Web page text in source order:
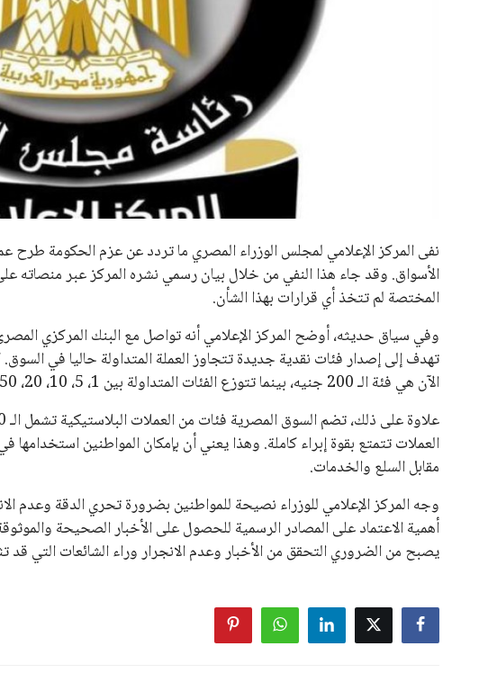
الأسواق. وقد جاء هذا النفي من خلال بيان رسمي نشره المركز عبر منصاته
المختصة لم تتخذ أي قرارات بهذا الشأن.
وفي سياق حديثه، أوضح المركز الإعلامي أنه تواصل مع البنك المركزي
تهدف إلى إصدار فئات نقدية جديدة تتجاوز العملة المتداولة حاليا في
الآن هي فئة الـ 200 جنيه، بينما تتوزع الفئات المتداولة بين 1، 5، 10، 20، 50 و100 جنيه.
العملات تتمتع بقوة إبراء كاملة. وهذا يعني أن بإمكان المواطنين استخدامها في
مقابل السلع والخدمات.
وجه المركز الإعلامي للوزراء نصيحة للمواطنين بضرورة تحري الدقة وعدم
أهمية الاعتماد على المصادر الرسمية للحصول على الأخبار الصحيحة
يصبح من الضروري التحقق من الأخبار وعدم الانجرار وراء الشائعات التي قد